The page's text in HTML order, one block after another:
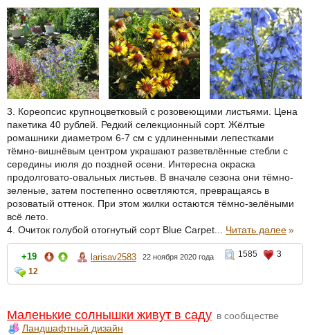
3. Кореопсис крупноцветковый с розовеющими листьями. Цена
пакетика 40 рублей. Редкий селекционный сорт. Жёлтые
ромашники диаметром 6-7 см с удлиненными лепестками
тёмно-вишнёвым центром украшают разветвлённые стебли с
середины июля до поздней осени. Интересна окраска
продолговато-овальных листьев. В вначале сезона они тёмно-
зеленые, затем постепенно осветляются, превращаясь в
розоватый оттенок. При этом жилки остаются тёмно-зелёными
всё лето.
4. Очиток голубой отогнутый сорт Blue Carpet... Читать далее»
+19 larisav2583 22 ноября 2020 года 1585
3
12
Маленькие солнышки живут в саду в сообществе
Ландшафтный дизайн